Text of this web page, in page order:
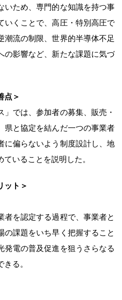
いため、専門的な知識を持つ事
いくことで、高圧・特別高圧で
潮流の制限、世界的半導体不足
の影響など、新たな課題に気づ
点＞
」では、参加者の募集、販売・
県と協定を結んだ一つの事業者
に偏らないよう制度設計し、地
いることを説明した。
ット＞
者を認定する過程で、事業者と
の課題をいち早く把握すること
発電の普及促進を狙うさらなる
る。